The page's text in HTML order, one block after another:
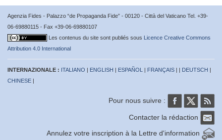
Agenzia Fides - Palazzo “de Propaganda Fide” - 00120 - Città del Vaticano Tel. +39-
06-69880115 - Fax +39-06-69880107
Les contenus du site sont publiés sous Licence Creative Commons
Attribution 4.0 International
INTERNAZIONALE : ITALIANO | ENGLISH | ESPAÑOL | FRANÇAIS | | DEUTSCH |
CHINESE |
Pour nous suivre :
Contacter la rédaction
Annulez votre inscription à la Lettre d'information